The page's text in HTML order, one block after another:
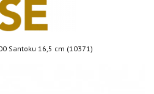
Santoku 16,5 cm (10371)